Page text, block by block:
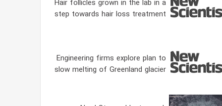
Hair follicles grown in the lab in a
step towards hair loss treatment
Engineering firms explore plan to
slow melting of Greenland glacier